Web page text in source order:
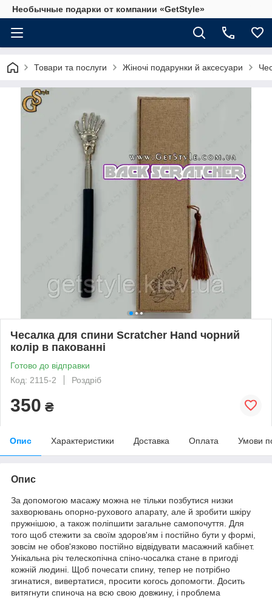
Необычные подарки от компании «GetStyle»
Товари та послуги Жіночі подарунки й аксесуари
Чесалка для спини Scratcher Hand чорний
колір в пакованні
Готово до відправки
Код: 2115-2
Роздріб
350 ₴
Опис Характеристики Доставка Оплата Умови
Опис
За допомогою масажу можна не тільки позбутися низки
захворювань опорно-рухового апарату, але й зробити шкіру
пружнішою, а також поліпшити загальне самопочуття. Для
того щоб стежити за своїм здоров'ям і постійно бути у формі,
зовсім не обов'язково постійно відвідувати масажний кабінет.
Унікальна річ телескопічна спіно-чосалка стане в пригоді
кожній людині. Щоб почесати спину, тепер не потрібно
згинатися, вивертатися, просити когось допомогти. Досить
витягнути спиноча на всю свою довжину, і проблема